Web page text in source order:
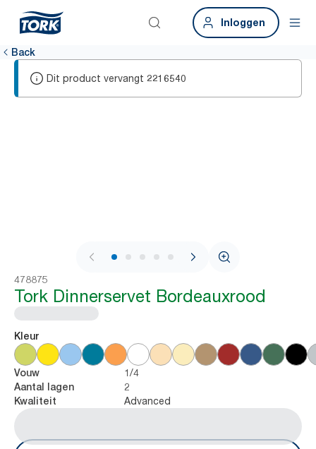
Inloggen
Back
Dit product vervangt 2216540
1 / 6
478875
Tork Dinnerservet Bordeauxrood
Kleur
Vouw 1/4
Aantal lagen 2
Kwaliteit Advanced